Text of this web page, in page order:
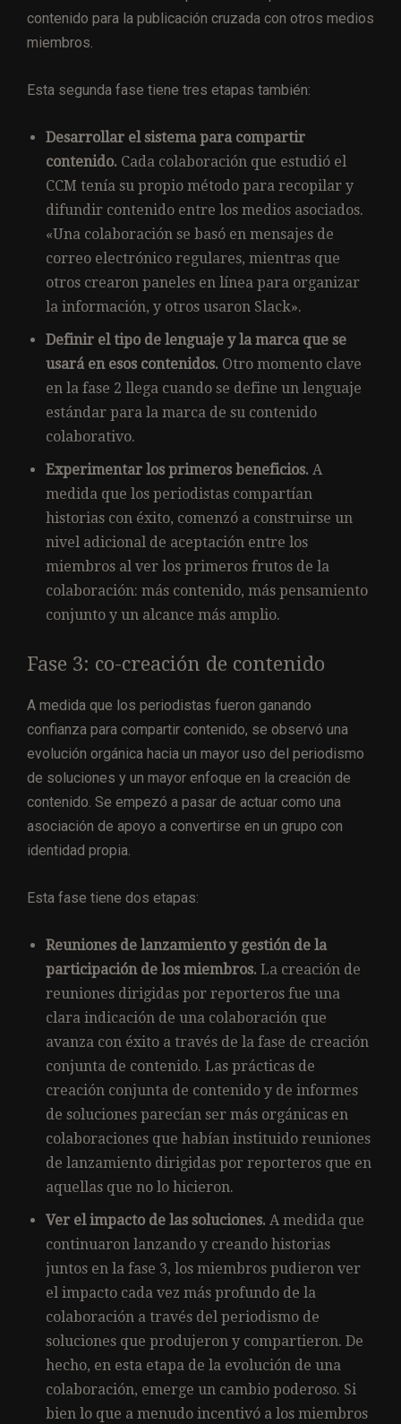
contenido para la publicación cruzada con otros medios
miembros.
Esta segunda fase tiene tres etapas también:
Desarrollar el sistema para compartir
contenido. Cada colaboración que estudió el
CCM tenía su propio método para recopilar y
difundir contenido entre los medios asociados.
«Una colaboración se basó en mensajes de
correo electrónico regulares, mientras que
otros crearon paneles en línea para organizar
la información, y otros usaron Slack».
Definir el tipo de lenguaje y la marca que se
usará en esos contenidos. Otro momento clave
en la fase 2 llega cuando se define un lenguaje
estándar para la marca de su contenido
colaborativo.
Experimentar los primeros beneficios. A
medida que los periodistas compartían
historias con éxito, comenzó a construirse un
nivel adicional de aceptación entre los
miembros al ver los primeros frutos de la
colaboración: más contenido, más pensamiento
conjunto y un alcance más amplio.
Fase 3: co-creación de contenido
A medida que los periodistas fueron ganando
confianza para compartir contenido, se observó una
evolución orgánica hacia un mayor uso del periodismo
de soluciones y un mayor enfoque en la creación de
contenido. Se empezó a pasar de actuar como una
asociación de apoyo a convertirse en un grupo con
identidad propia.
Esta fase tiene dos etapas:
Reuniones de lanzamiento y gestión de la
participación de los miembros. La creación de
reuniones dirigidas por reporteros fue una
clara indicación de una colaboración que
avanza con éxito a través de la fase de creación
conjunta de contenido. Las prácticas de
creación conjunta de contenido y de informes
de soluciones parecían ser más orgánicas en
colaboraciones que habían instituido reuniones
de lanzamiento dirigidas por reporteros que en
aquellas que no lo hicieron.
Ver el impacto de las soluciones. A medida que
continuaron lanzando y creando historias
juntos en la fase 3, los miembros pudieron ver
el impacto cada vez más profundo de la
colaboración a través del periodismo de
soluciones que produjeron y compartieron. De
hecho, en esta etapa de la evolución de una
colaboración, emerge un cambio poderoso. Si
bien lo que a menudo incentivó a los miembros